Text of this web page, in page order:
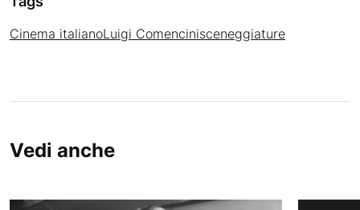
Cinema italianoLuigi Comencinisceneggiature
Vedi anche